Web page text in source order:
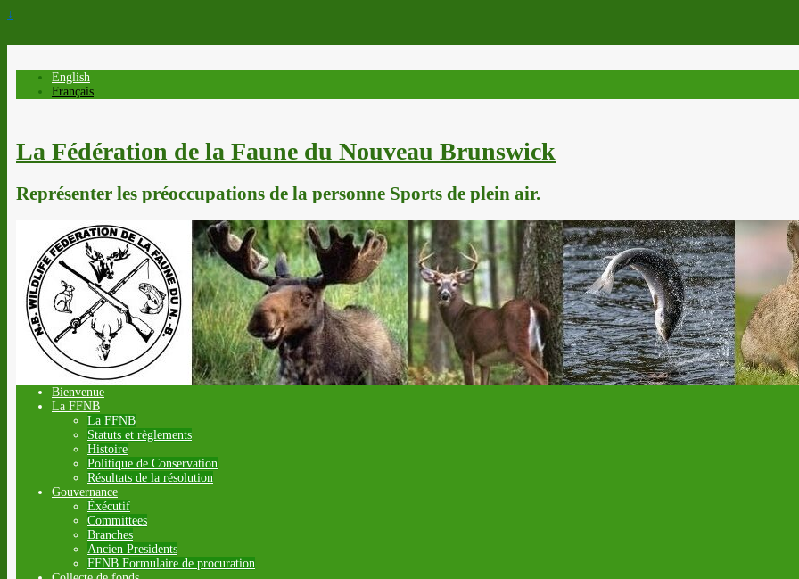
↓
English
Français
La Fédération de la Faune du Nouveau Brunswick
Représenter les préoccupations de la personne Sports de plein air.
Bienvenue
La FFNB
La FFNB
Statuts et règlements
Histoire
Politique de Conservation
Résultats de la résolution
Gouvernance
Éxécutif
Committees
Branches
Ancien Presidents
FFNB Formulaire de procuration